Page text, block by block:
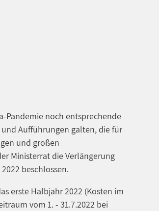
Pandemie noch entsprechende
Aufführungen galten, die für
und großen
Ministerrat die Verlängerung
beschlossen.
erste Halbjahr 2022 (Kosten im
vom 1. - 31.7.2022 bei